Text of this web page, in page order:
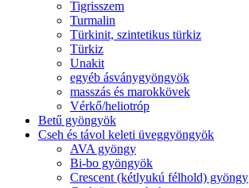
Tigrisszem
Turmalin
Türkinit, szintetikus türkiz
Türkiz
Unakit
egyéb ásványgyöngyök
masszás és marokkövek
Vérkő/heliotróp
Betű gyöngyök
Cseh és távol keleti üveggyöngyök
AVA gyöngy
Bi-bo gyöngyök
Crescent (kétlyukú félhold) gyöngy